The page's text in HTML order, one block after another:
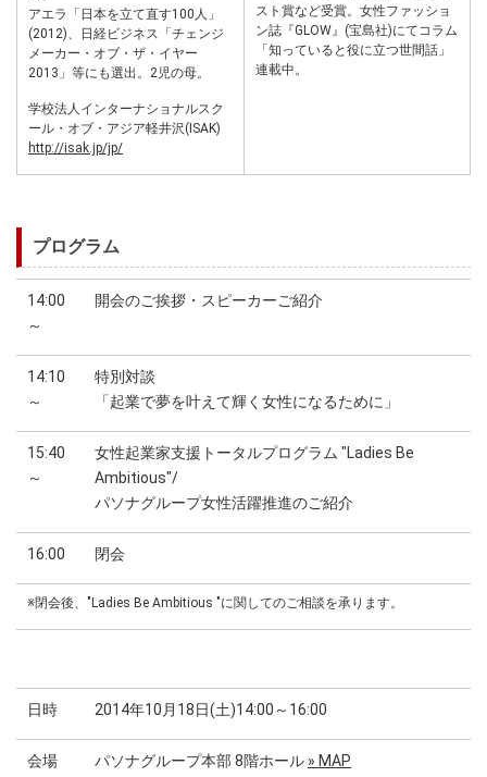
アエラ「日本を立て直す100人」
(2012)、日経ビジネス「チェンジ
メーカー・オブ・ザ・イヤー
2013」等にも選出。2児の母。
学校法人インターナショナルスク
ール・オブ・アジア軽井沢(ISAK)
http://isak.jp/jp/
スト賞など受賞。女性ファッショ
ン誌『GLOW』(宝島社)にてコラム
「知っていると役に立つ世間話」
連載中。
プログラム
14:00
～
開会のご挨拶・スピーカーご紹介
14:10
～
特別対談
「起業で夢を叶えて輝く女性になるために」
15:40
～
女性起業家支援トータルプログラム "Ladies Be
Ambitious"/
パソナグループ女性活躍推進のご紹介
16:00 閉会
※閉会後、"Ladies Be Ambitious "に関してのご相談を承ります。
日時 2014年10月18日(土)14:00～16:00
会場 パソナグループ本部 8階ホール » MAP